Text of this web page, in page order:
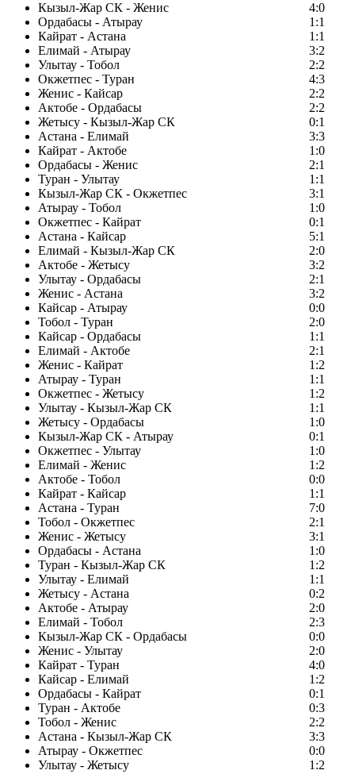
Кызыл-Жар СК - Женис
4:0
Ордабасы - Атырау
1:1
Кайрат - Астана
1:1
Елимай - Атырау
3:2
Улытау - Тобол
2:2
Окжетпес - Туран
4:3
Женис - Кайсар
2:2
Актобе - Ордабасы
2:2
Жетысу - Кызыл-Жар СК
0:1
Астана - Елимай
3:3
Кайрат - Актобе
1:0
Ордабасы - Женис
2:1
Туран - Улытау
1:1
Кызыл-Жар СК - Окжетпес
3:1
Атырау - Тобол
1:0
Окжетпес - Кайрат
0:1
Астана - Кайсар
5:1
Елимай - Кызыл-Жар СК
2:0
Актобе - Жетысу
3:2
Улытау - Ордабасы
2:1
Женис - Астана
3:2
Кайсар - Атырау
0:0
Тобол - Туран
2:0
Кайсар - Ордабасы
1:1
Елимай - Актобе
2:1
Женис - Кайрат
1:2
Атырау - Туран
1:1
Окжетпес - Жетысу
1:2
Улытау - Кызыл-Жар СК
1:1
Жетысу - Ордабасы
1:0
Кызыл-Жар СК - Атырау
0:1
Окжетпес - Улытау
1:0
Елимай - Женис
1:2
Актобе - Тобол
0:0
Кайрат - Кайсар
1:1
Астана - Туран
7:0
Тобол - Окжетпес
2:1
Женис - Жетысу
3:1
Ордабасы - Астана
1:0
Туран - Кызыл-Жар СК
1:2
Улытау - Елимай
1:1
Жетысу - Астана
0:2
Актобе - Атырау
2:0
Елимай - Тобол
2:3
Кызыл-Жар СК - Ордабасы
0:0
Женис - Улытау
2:0
Кайрат - Туран
4:0
Кайсар - Елимай
1:2
Ордабасы - Кайрат
0:1
Туран - Актобе
0:3
Тобол - Женис
2:2
Астана - Кызыл-Жар СК
3:3
Атырау - Окжетпес
0:0
Улытау - Жетысу
1:2